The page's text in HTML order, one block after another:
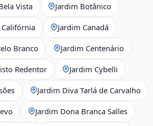
Vista Jardim Botânico
Califórnia Jardim Canadá
Branco Jardim Centenário
Redentor Jardim Cybelli
Jardim Diva Tarlá de Carvalho
Jardim Dona Branca Salles